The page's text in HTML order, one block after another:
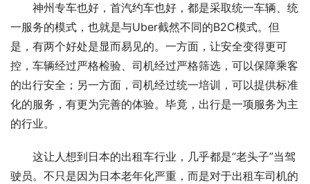
神州专车也好，首汽约车也好，都是采取统一车辆、统
一服务的模式，也就是与Uber截然不同的B2C模式。但
是，有两个好处是显而易见的。一方面，让安全变得更可
控，车辆经过严格检验、司机经过严格筛选，可以保障乘客
的出行安全；另一方面，司机经过统一培训，可以提供标准
化的服务，有更为完善的体验。毕竟，出行是一项服务为主
的行业。
这让人想到日本的出租车行业，几乎都是“老头子”当驾
驶员。不只是因为日本老年化严重，而是对于出租车司机的